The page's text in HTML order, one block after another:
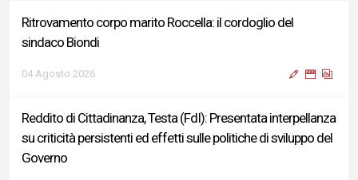
Ritrovamento corpo marito Roccella: il cordoglio del
sindaco Biondi
04 Agosto 2026
Reddito di Cittadinanza, Testa (FdI): Presentata interpellanza
su criticità persistenti ed effetti sulle politiche di sviluppo del
Governo